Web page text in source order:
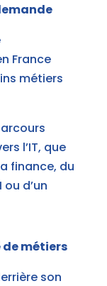
France
métiers
l’IT, que
finance, du
d’un
de métiers
son